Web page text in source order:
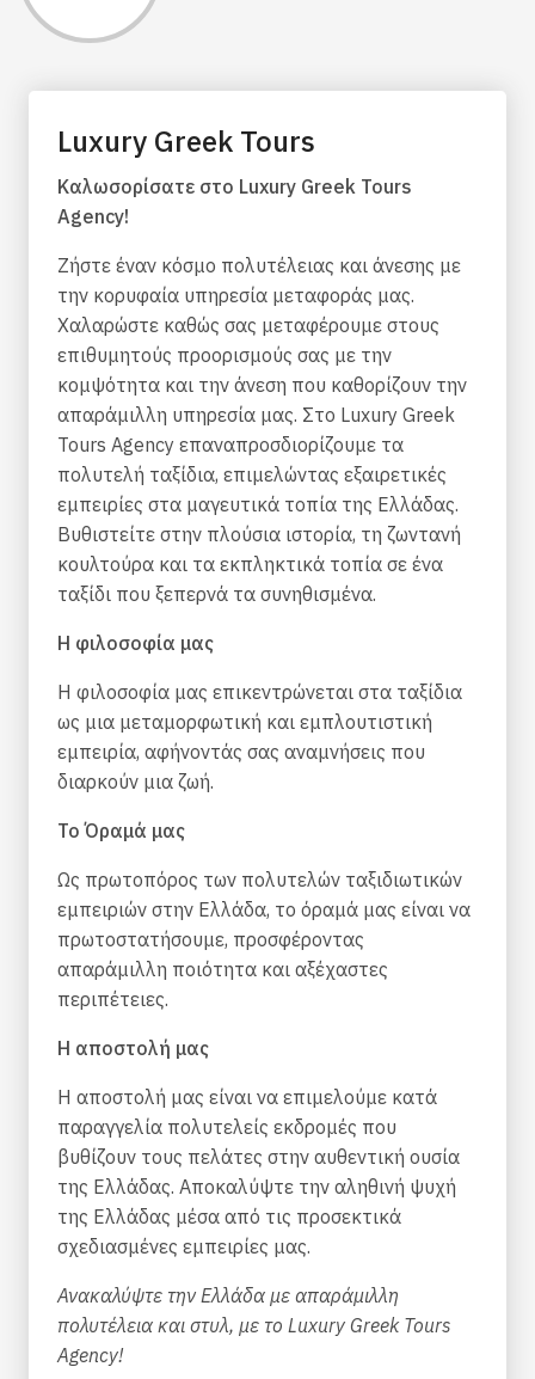
Luxury Greek Tours
Καλωσορίσατε στο Luxury Greek Tours
Agency!
Ζήστε έναν κόσμο πολυτέλειας και άνεσης με
την κορυφαία υπηρεσία μεταφοράς μας.
Χαλαρώστε καθώς σας μεταφέρουμε στους
επιθυμητούς προορισμούς σας με την
κομψότητα και την άνεση που καθορίζουν την
απαράμιλλη υπηρεσία μας. Στο Luxury Greek
Tours Agency επαναπροσδιορίζουμε τα
πολυτελή ταξίδια, επιμελώντας εξαιρετικές
εμπειρίες στα μαγευτικά τοπία της Ελλάδας.
Βυθιστείτε στην πλούσια ιστορία, τη ζωντανή
κουλτούρα και τα εκπληκτικά τοπία σε ένα
ταξίδι που ξεπερνά τα συνηθισμένα.
Η φιλοσοφία μας
Η φιλοσοφία μας επικεντρώνεται στα ταξίδια
ως μια μεταμορφωτική και εμπλουτιστική
εμπειρία, αφήνοντάς σας αναμνήσεις που
διαρκούν μια ζωή.
Το Όραμά μας
Ως πρωτοπόρος των πολυτελών ταξιδιωτικών
εμπειριών στην Ελλάδα, το όραμά μας είναι να
πρωτοστατήσουμε, προσφέροντας
απαράμιλλη ποιότητα και αξέχαστες
περιπέτειες.
Η αποστολή μας
Η αποστολή μας είναι να επιμελούμε κατά
παραγγελία πολυτελείς εκδρομές που
βυθίζουν τους πελάτες στην αυθεντική ουσία
της Ελλάδας. Αποκαλύψτε την αληθινή ψυχή
της Ελλάδας μέσα από τις προσεκτικά
σχεδιασμένες εμπειρίες μας.
Ανακαλύψτε την Ελλάδα με απαράμιλλη
πολυτέλεια και στυλ, με το Luxury Greek Tours
Agency!